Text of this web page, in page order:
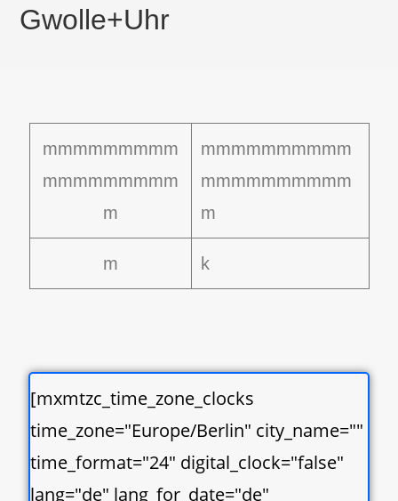
Gwolle+Uhr
mmmmmmmmm
mmmmmmmmm
m
mmmmmmmmmm
mmmmmmmmmm
m
m k
[mxmtzc_time_zone_clocks
time_zone="Europe/Berlin" city_name=""
time_format="24" digital_clock="false"
lang="de" lang_for_date="de"